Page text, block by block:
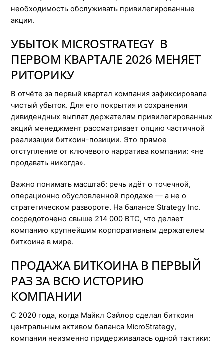
необходимость обслуживать привилегированные
акции.
УБЫТОК MICROSTRATEGY В
ПЕРВОМ КВАРТАЛЕ 2026 МЕНЯЕТ
РИТОРИКУ
В отчёте за первый квартал компания зафиксировала
чистый убыток. Для его покрытия и сохранения
дивидендных выплат держателям привилегированных
акций менеджмент рассматривает опцию частичной
реализации биткоин-позиции. Это прямое
отступление от ключевого нарратива компании: «не
продавать никогда».
Важно понимать масштаб: речь идёт о точечной,
операционно обусловленной продаже — а не о
стратегическом развороте. На балансе Strategy Inc.
сосредоточено свыше 214 000 BTC, что делает
компанию крупнейшим корпоративным держателем
биткоина в мире.
ПРОДАЖА БИТКОИНА В ПЕРВЫЙ
РАЗ ЗА ВСЮ ИСТОРИЮ
КОМПАНИИ
С 2020 года, когда Майкл Сэйлор сделал биткоин
центральным активом баланса MicroStrategy,
компания неизменно придерживалась одной тактики: